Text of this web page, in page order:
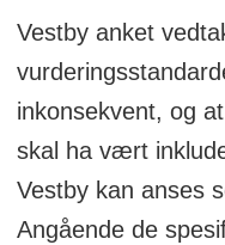
Vestby anket
inkonsekvent, og
skal ha vært
Vestby kan anses
Angående de